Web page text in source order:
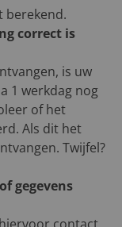
berekend.
correct is
is uw
1 werkdag nog
of het
Als dit het
Twijfel?
gegevens